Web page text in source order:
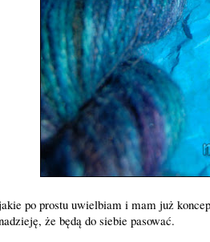
po prostu uwielbiam i mam już
że będą do siebie pasować.